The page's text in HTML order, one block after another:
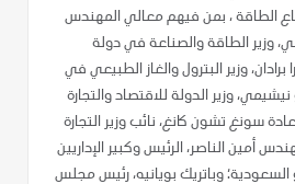
الطاقة ، بمن فيهم معالي المهندس
وزير الطاقة والصناعة في دولة
برادان، وزير البترول والغاز الطبيعي في
وزير الدولة للاقتصاد والتجارة
سونغ تشون كانغ، نائب وزير التجارة
أمين الناصر، الرئيس وكبير الإداريين
السعودية؛ وباتريك بويانيه، رئيس مجلس